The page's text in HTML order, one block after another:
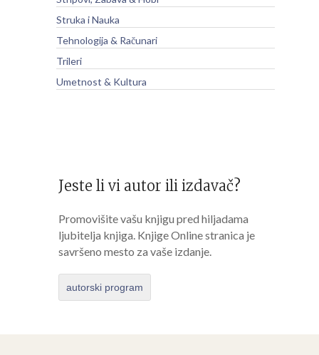
Struka i Nauka
Tehnologija & Računari
Trileri
Umetnost & Kultura
Jeste li vi autor ili izdavač?
Promovišite vašu knjigu pred hiljadama
ljubitelja knjiga. Knjige Online stranica je
savršeno mesto za vaše izdanje.
autorski program